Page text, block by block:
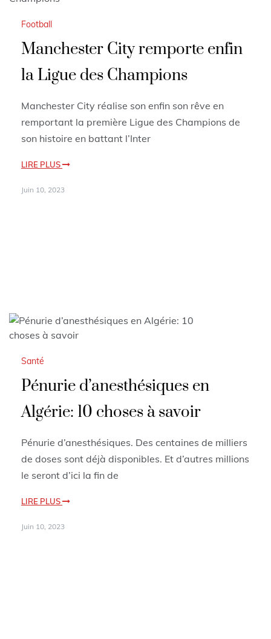
Football
Manchester City remporte enfin
la Ligue des Champions
Manchester City réalise son enfin son rêve en
remportant la première Ligue des Champions de
son histoire en battant l’Inter
LIRE PLUS
Juin 10, 2023
Santé
Pénurie d’anesthésiques en
Algérie: 10 choses à savoir
Pénurie d’anesthésiques. Des centaines de milliers
de doses sont déjà disponibles. Et d’autres millions
le seront d’ici la fin de
LIRE PLUS
Juin 10, 2023